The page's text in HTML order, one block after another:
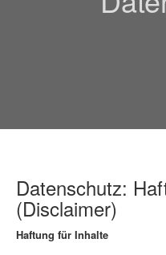
Datenschutz:
(Disclaimer)
Haftung für Inhalte